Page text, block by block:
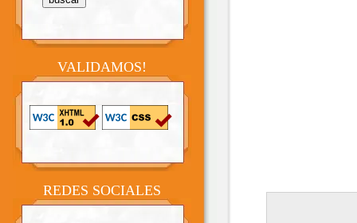
VALIDAMOS!
REDES SOCIALES